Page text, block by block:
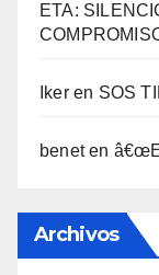
ETA:
Ikeren SOS
beneten
Archivos